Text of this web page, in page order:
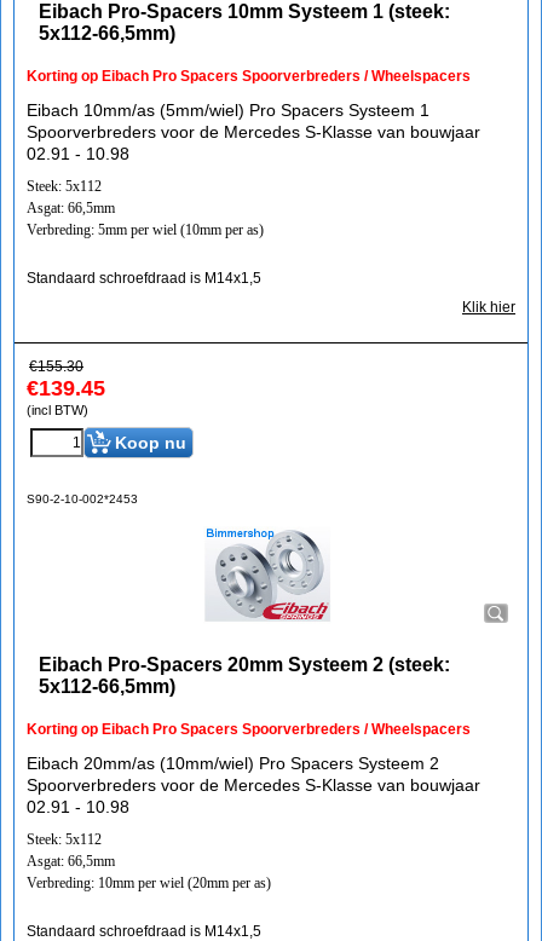
Eibach Pro-Spacers 10mm Systeem 1 (steek:
5x112-66,5mm)
Korting op Eibach Pro Spacers Spoorverbreders / Wheelspacers
Eibach 10mm/as (5mm/wiel) Pro Spacers Systeem 1
Spoorverbreders voor de Mercedes S-Klasse van bouwjaar
02.91 - 10.98
Steek: 5x112
Asgat: 66,5mm
Verbreding: 5mm per wiel (10mm per as)
Standaard schroefdraad is M14x1,5
Klik hier
€155.30
€139.45
(incl BTW)
Koop nu
S90-2-10-002*2453
Eibach Pro-Spacers 20mm Systeem 2 (steek:
5x112-66,5mm)
Korting op Eibach Pro Spacers Spoorverbreders / Wheelspacers
Eibach 20mm/as (10mm/wiel) Pro Spacers Systeem 2
Spoorverbreders voor de Mercedes S-Klasse van bouwjaar
02.91 - 10.98
Steek: 5x112
Asgat: 66,5mm
Verbreding: 10mm per wiel (20mm per as)
Standaard schroefdraad is M14x1,5